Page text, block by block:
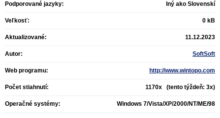
Podporované jazyky: Iný ako Slovenskí
Veľkosť: 0 kB
Aktualizované: 11.12.2023
Autor: SoftSoft
Web programu: http://www.wintopo.com
Počet stiahnutí: 1170x (tento týždeň: 3x)
Operačné systémy: Windows 7/Vista/XP/2000/NT/ME/98